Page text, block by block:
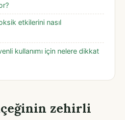
etkilerini nasıl
kullanımı için nelere dikkat
zehirli